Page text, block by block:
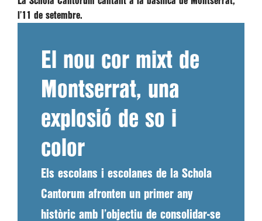
l’11 de setembre.
El nou cor mixt de
Montserrat, una
explosió de so i
color
Els escolans i escolanes de la Schola
Cantorum afronten un primer any
històric amb l’objectiu de consolidar-se